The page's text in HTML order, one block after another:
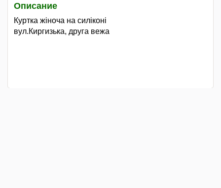
Описание
Куртка жіноча на силіконі
вул.Киргизька, друга вежа